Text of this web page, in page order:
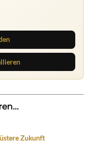
Zukunft